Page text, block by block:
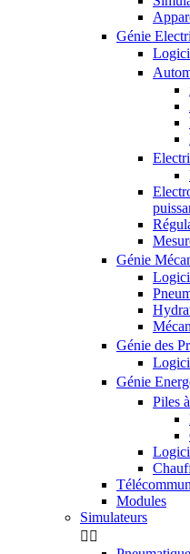
Génie
Génie
Génie des
Génie
Piles
Modules
Simulateurs
 